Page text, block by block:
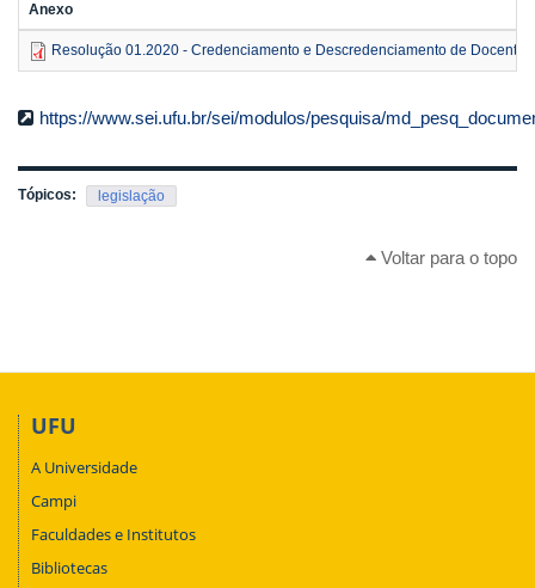
Anexo
Resolução 01.2020 - Credenciamento e Descredenciamento de Docentes
https://www.sei.ufu.br/sei/modulos/pesquisa/
Tópicos: legislação
Voltar para o topo
UFU
A Universidade
Campi
Faculdades e Institutos
Bibliotecas